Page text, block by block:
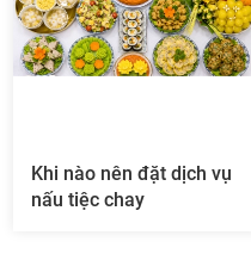
Khi nào nên đặt dịch vụ
nấu tiệc chay